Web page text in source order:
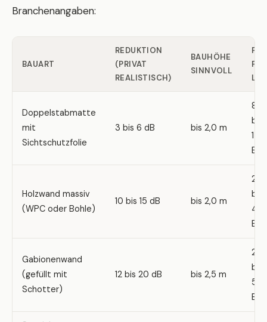
Branchenangaben:
BAUART
REDUKTION
(PRIVAT
REALISTISCH)
BAUHÖHE
SINNVOLL
Doppelstabmatte
mit
Sichtschutzfolie
3 bis 6 dB bis 2,0 m
80
bis
150
EUR
Holzwand massiv
(WPC oder Bohle)
10 bis 15 dB bis 2,0 m
bis
EUR
Gabionenwand
(gefüllt mit
Schotter)
12 bis 20 dB bis 2,5 m
250
bis
EUR